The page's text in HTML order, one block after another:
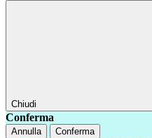
Chiudi
Conferma
Annulla Conferma